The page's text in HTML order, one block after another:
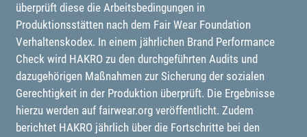
überprüft diese die Arbeitsbedingungen in
Produktionsstätten nach dem Fair Wear Foundation
Verhaltenskodex. In einem jährlichen Brand Performance
Check wird HAKRO zu den durchgeführten Audits und
dazugehörigen Maßnahmen zur Sicherung der sozialen
Gerechtigkeit in der Produktion überprüft. Die Ergebnisse
hierzu werden auf fairwear.org veröffentlicht. Zudem
berichtet HAKRO jährlich über die Fortschritte bei den